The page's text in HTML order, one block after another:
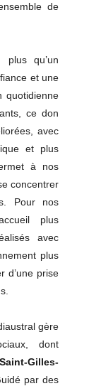
de
plus qu’un
et une
quotidienne
ce don
avec
et plus
à nos
concentrer
Pour nos
plus
avec
plus
d’une prise
gère
dont
Gilles-
par des